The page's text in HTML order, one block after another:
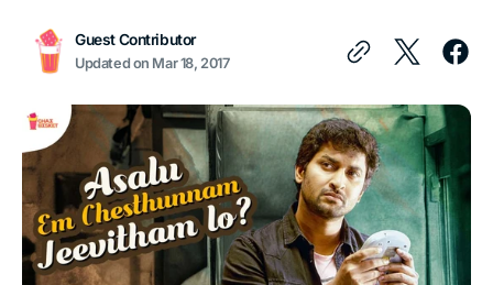
Guest Contributor
Updated on Mar 18, 2017